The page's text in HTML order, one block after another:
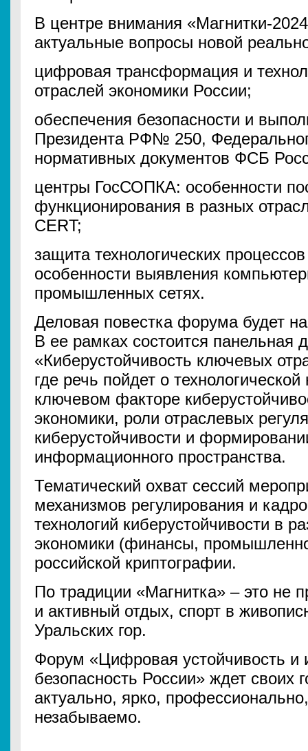
В центре внимания «Магнитки-
актуальные вопросы новой
цифровая трансформация и
отраслей экономики России;
обеспечения безопасности и
Президента РФ№ 250,
нормативных документов ФСБ
центры ГосСОПКА: особенности
функционирования в разных
CERT;
защита технологических
особенности выявления
промышленных сетях.
Деловая повестка форума будет
В ее рамках состоится панельная
«Киберустойчивость ключевых
где речь пойдет о
ключевом факторе
экономики, роли отраслевых
киберустойчивости и
информационного пространства.
Тематический охват сессий
механизмов регулирования и
технологий киберустойчивости в
экономики (финансы,
российской криптографии.
По традиции «Магнитка» – это не
и активный отдых, спорт в
Уральских гор.
Форум «Цифровая устойчивость
безопасность России» ждет своих
актуально, ярко,
незабываемо.